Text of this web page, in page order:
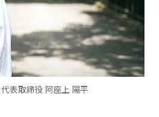
表取締役 阿座上 陽平